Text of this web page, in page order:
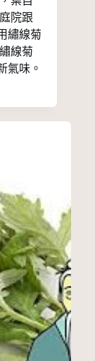
院跟
繡線菊
線菊
氣味。